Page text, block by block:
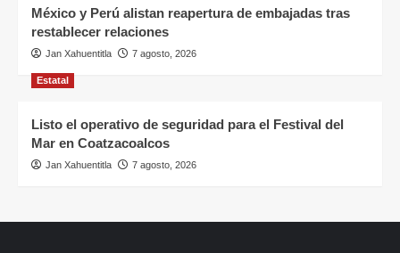
México y Perú alistan reapertura de embajadas tras
restablecer relaciones
Jan Xahuentitla 7 agosto, 2026
Estatal
Listo el operativo de seguridad para el Festival del
Mar en Coatzacoalcos
Jan Xahuentitla 7 agosto, 2026